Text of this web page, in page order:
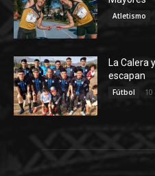
Atletismo
La Calera
escapan
Fútbol